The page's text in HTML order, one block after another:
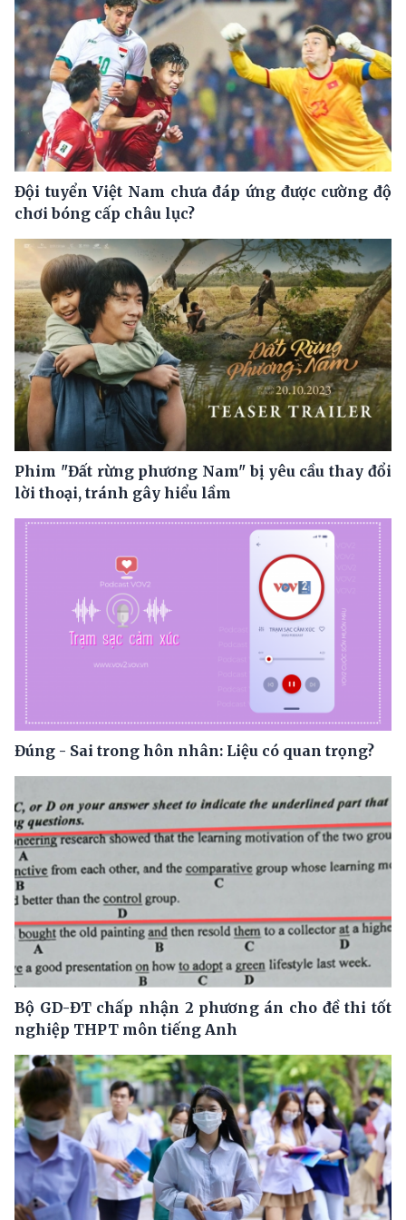
Đội tuyển Việt Nam chưa đáp ứng được cường độ
chơi bóng cấp châu lục?
Phim "Đất rừng phương Nam" bị yêu cầu thay đổi
lời thoại, tránh gây hiểu lầm
Đúng - Sai trong hôn nhân: Liệu có quan trọng?
Bộ GD-ĐT chấp nhận 2 phương án cho đề thi tốt
nghiệp THPT môn tiếng Anh